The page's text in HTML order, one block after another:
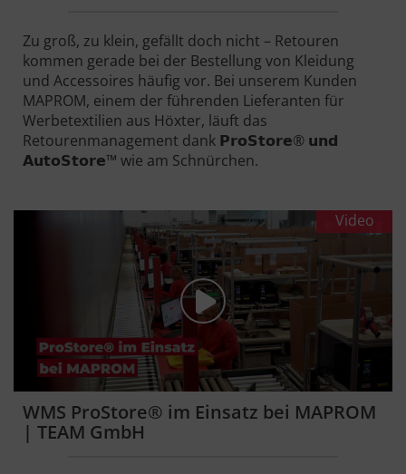
Zu groß, zu klein, gefällt doch nicht – Retouren
kommen gerade bei der Bestellung von Kleidung
und Accessoires häufig vor. Bei unserem Kunden
MAPROM, einem der führenden Lieferanten für
Werbetextilien aus Höxter, läuft das
Retourenmanagement dank 𝗣𝗿𝗼𝗦𝘁𝗼𝗿𝗲® 𝘂𝗻𝗱
𝗔𝘂𝘁𝗼𝗦𝘁𝗼𝗿𝗲™ wie am Schnürchen.
Video
WMS ProStore® im Einsatz bei MAPROM
| TEAM GmbH